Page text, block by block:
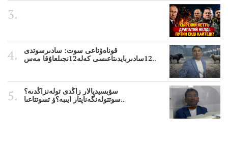
قوناەۆتاعى سوت: سادىرسوتدى
12سادىربايدىتاعىسى كەلە12نجىلعاۇقا مەس..
سۋبسيديالار زاڭدى تولەنزاڭدىە؟
سوتتولەنگەناپتار ايىبە؟ۋ تسوتتاعىا..